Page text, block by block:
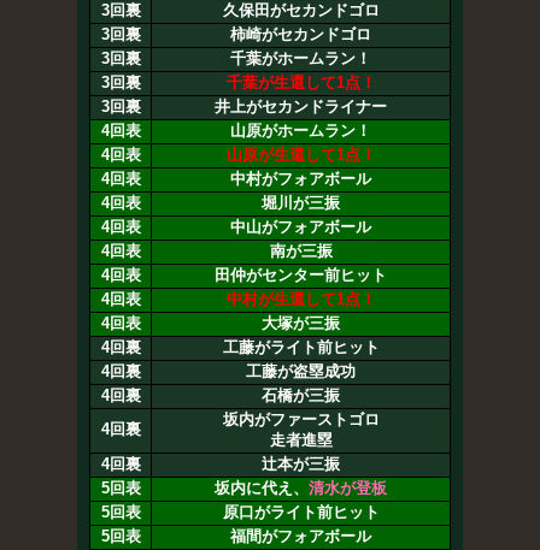
3回裏
久保田がセカンドゴロ
3回裏
柿崎がセカンドゴロ
3回裏
千葉がホームラン！
3回裏
千葉が生還して1点！
3回裏
井上がセカンドライナー
4回表
山原がホームラン！
4回表
山原が生還して1点！
4回表
中村がフォアボール
4回表
堀川が三振
4回表
中山がフォアボール
4回表
南が三振
4回表
田仲がセンター前ヒット
4回表
中村が生還して1点！
4回表
大塚が三振
4回裏
工藤がライト前ヒット
4回裏
工藤が盗塁成功
4回裏
石橋が三振
4回裏
坂内がファーストゴロ
走者進塁
4回裏
辻本が三振
5回表
坂内に代え、 清水が登板
5回表
原口がライト前ヒット
5回表
福間がフォアボール